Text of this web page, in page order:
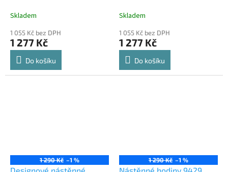
60cm
Skladem
1 055 Kč bez DPH
1 277 Kč
Do košíku
60cm
Skladem
1 055 Kč bez DPH
1 277 Kč
Do košíku
1 290 Kč –1 %
Designové nástěnné
1 290 Kč –1 %
Nástěnné hodiny 9429